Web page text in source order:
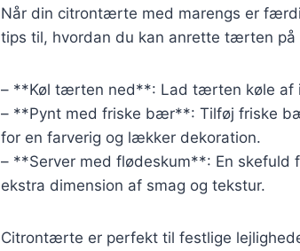
Når din citrontærte med marengs er
tips til, hvordan du kan anrette tærten på
– **Køl tærten ned**: Lad tærten køle af
– **Pynt med friske bær**: Tilføj friske
for en farverig og lækker dekoration.
– **Server med flødeskum**: En
ekstra dimension af smag og tekstur.
Citrontærte er perfekt til festlige